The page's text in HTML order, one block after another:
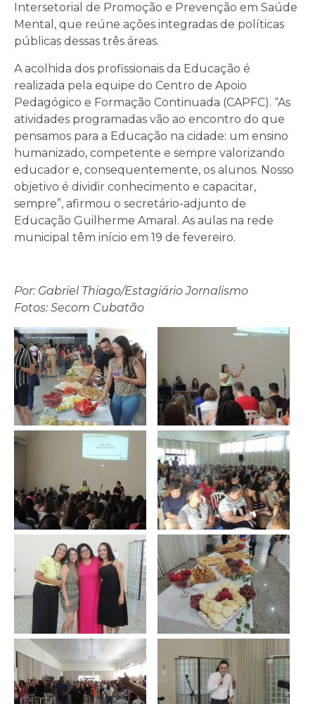
Intersetorial de Promoção e Prevenção em Saúde
Mental, que reúne ações integradas de políticas
públicas dessas três áreas.
A acolhida dos profissionais da Educação é
realizada pela equipe do Centro de Apoio
Pedagógico e Formação Continuada (CAPFC). “As
atividades programadas vão ao encontro do que
pensamos para a Educação na cidade: um ensino
humanizado, competente e sempre valorizando
educador e, consequentemente, os alunos. Nosso
objetivo é dividir conhecimento e capacitar,
sempre”, afirmou o secretário-adjunto de
Educação Guilherme Amaral. As aulas na rede
municipal têm início em 19 de fevereiro.
Por: Gabriel Thiago/Estagiário Jornalismo
Fotos: Secom Cubatão